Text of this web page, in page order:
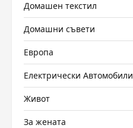
Домашен текстил
Домашни съвети
Европа
Електрически Автомобили
Живот
За жената